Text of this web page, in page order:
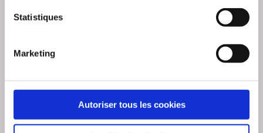
Statistiques
Marketing
Autoriser tous les cookies